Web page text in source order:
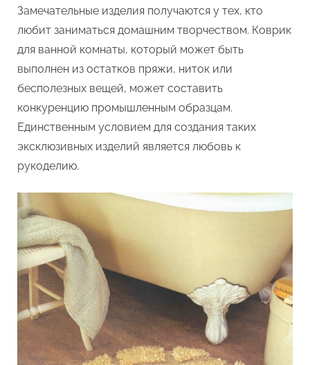
ванной
старых
футболок
Замечательные изделия получаются у тех, кто
любит заниматься домашним творчеством. Коврик
для ванной комнаты, который может быть
выполнен из остатков пряжи, ниток или
бесполезных вещей, может составить
конкуренцию промышленным образцам.
Единственным условием для создания таких
эксклюзивных изделий является любовь к
рукоделию.